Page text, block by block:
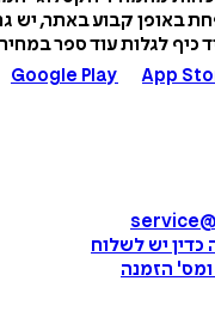
באופן קבוע באתר, יש
כיף לגלות עוד ספר
Google Play
App
כדין יש לשלוח
' הזמנה